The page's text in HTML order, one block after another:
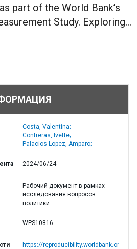
part of the World Bank’s
Study. Exploring...
Costa, Valentina;
Contreras, Ivette;
Palacios-Lopez, Amparo;
2024/06/24
Рабочий документ в рамках
исследования вопросов
политики
WPS10816
https://reproducibility.worldbank.or